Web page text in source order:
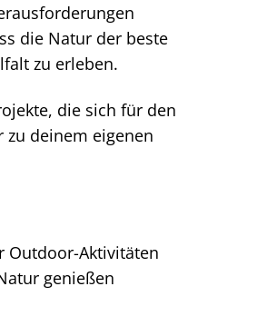
die Natur der beste
zu erleben.
die sich für den
zu deinem eigenen
Outdoor-Aktivitäten
genießen